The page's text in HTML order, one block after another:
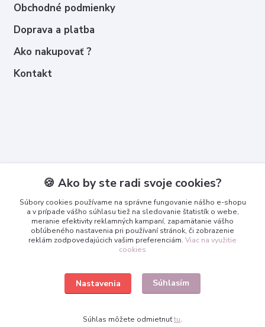
Obchodné podmienky
Doprava a platba
Ako nakupovať ?
Kontakt
+421 950 365 567
info@3dcko.sk
www.3dcko.sk
🍪 Ako by ste radi svoje cookies?
Súbory cookies používame na správne fungovanie nášho e-shopu
a v prípade vášho súhlasu tiež na sledovanie štatistík o webe,
meranie efektivity reklamných kampaní, zapamätanie vášho
obľúbeného nastavenia pri používaní stránok, či zobrazenie
reklám zodpovedajúcich vašim preferenciám. Viac na využitie
cookies
Nastavenia Súhlasím
Súhlas môžete odmietnuťtu.